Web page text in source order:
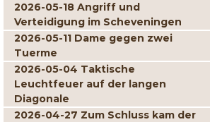
2026-05-18 Angriff und
Verteidigung im Scheveningen
2026-05-11 Dame gegen zwei
Tuerme
2026-05-04 Taktische
Leuchtfeuer auf der langen
Diagonale
2026-04-27 Zum Schluss kam der